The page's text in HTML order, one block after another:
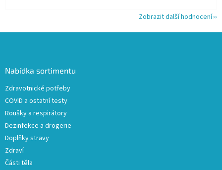
Zobrazit další hodnocení
Nabídka sortimentu
Zdravotnické potřeby
COVID a ostatní testy
Roušky a respirátory
Dezinfekce a drogerie
Doplňky stravy
Zdraví
Části těla